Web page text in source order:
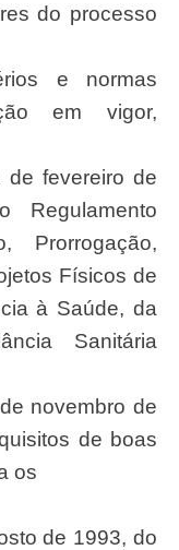
do processo
e normas
em vigor,
de fevereiro de
Prorrogação,
Físicos de
à Saúde, da
Sanitária
novembro de
de boas
os
de 1993, do